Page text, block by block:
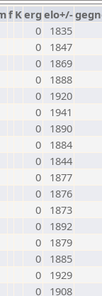
f Kerg elo+/-
0
1835
0
1847
0
1869
0
1888
0
1920
0
1941
0
1890
0
1884
0
1844
0
1877
0
1876
0
1873
0
1892
0
1879
0
1885
0
1929
0
1908